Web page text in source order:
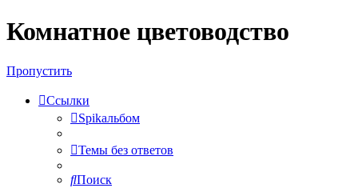
Регистрация
Комнатное цветоводство
Пропустить
Ссылки
Spikальбом
Темы без ответов
Поиск